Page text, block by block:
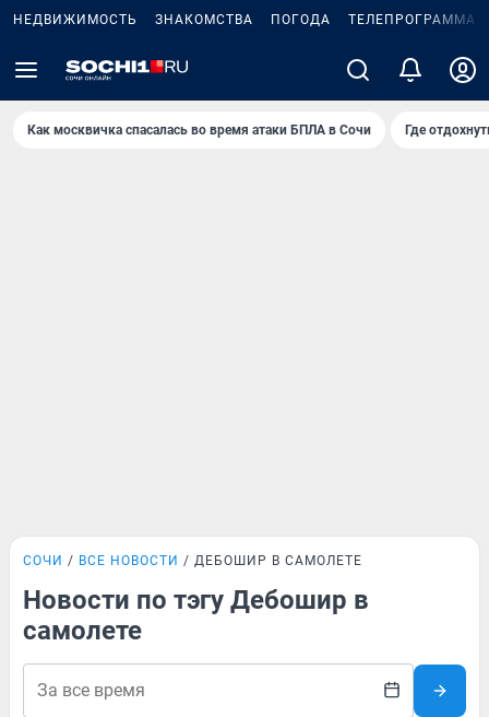
НЕДВИЖИМОСТЬ ЗНАКОМСТВА ПОГОДА ТЕЛЕПРОГРАММА
Как москвичка спасалась во время атаки БПЛА в Сочи Где
СОЧИ ВСЕ НОВОСТИ ДЕБОШИР В САМОЛЕТЕ
Новости по тэгу Дебошир в
самолете